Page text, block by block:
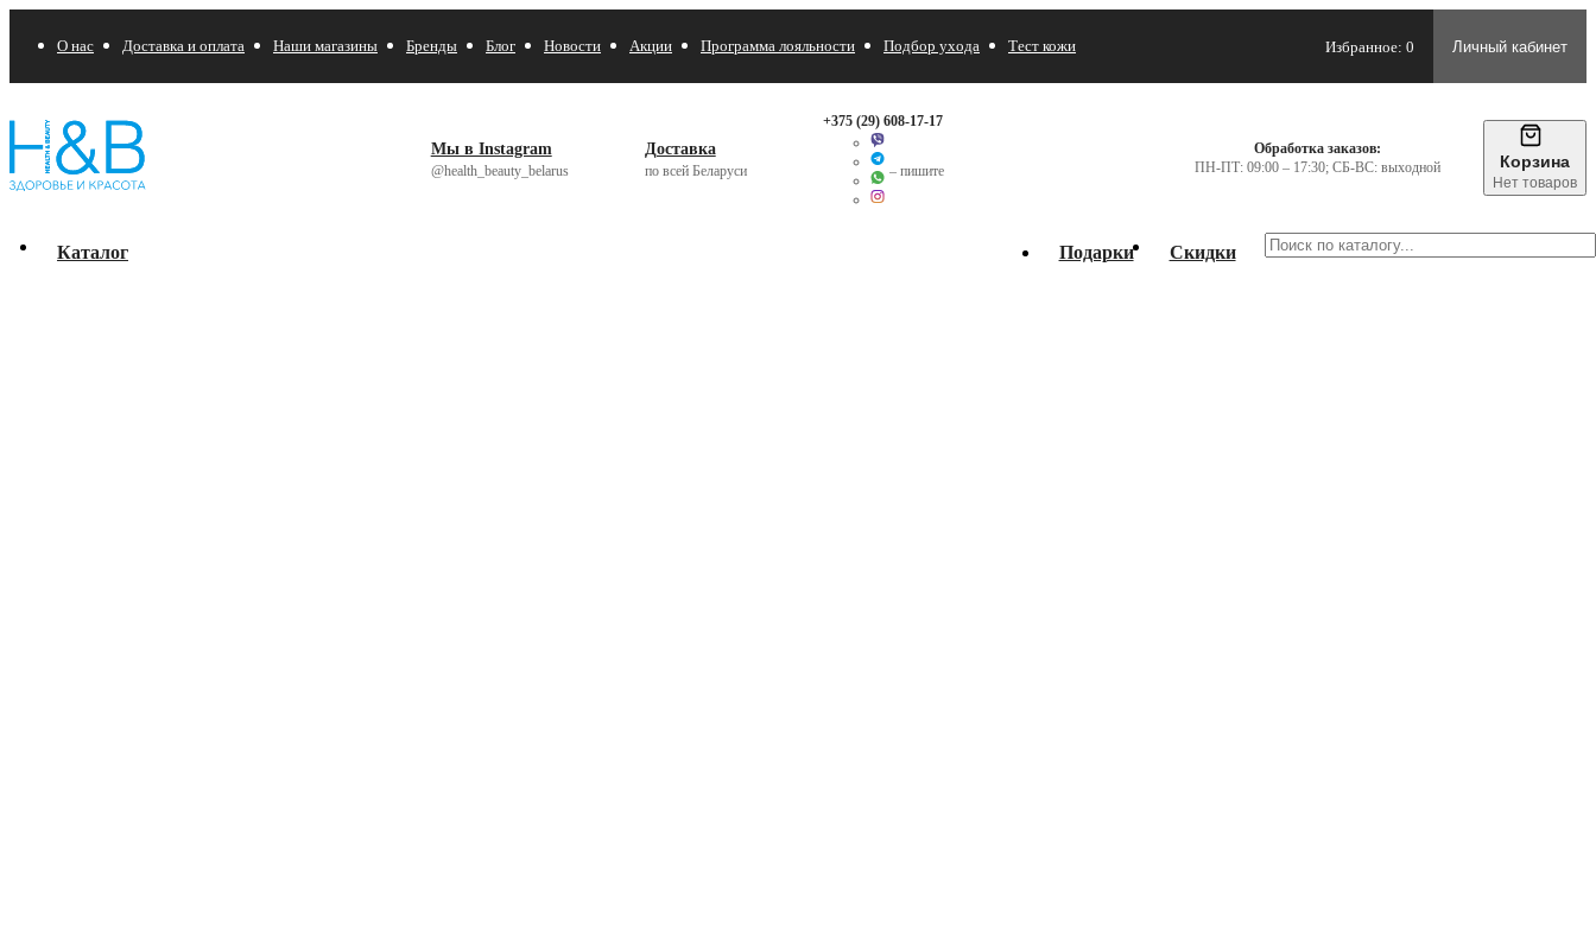
О нас Доставка и оплата Наши магазины Бренды Блог Новости Акции Программа лояльности Подбор ухода Тест кожи Избранное: 0 Личный кабинет
Мы в Instagram
@health_beauty_belarus
Доставка
по всей Беларуси
+375 (29) 608-17-17
– пишите
Обработка заказов:
ПН-ПТ: 09:00 – 17:30; СБ-ВС: выходной
Корзина
Нет товаров
Каталог Подарки Скидки